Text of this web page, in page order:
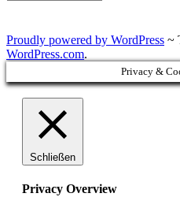
Proudly powered by WordPress ~
WordPress.com.
Privacy &
Schließen
Privacy Overview